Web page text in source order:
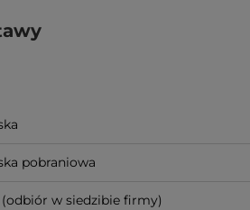
pobraniowa
(odbiór w siedzibie firmy)